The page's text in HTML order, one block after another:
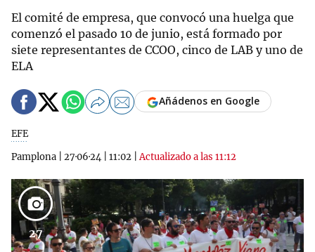
El comité de empresa, que convocó una huelga que
comenzó el pasado 10 de junio, está formado por
siete representantes de CCOO, cinco de LAB y uno de
ELA
EFE
Pamplona
27·06·24 11:02 |Actualizado a las 11:12
Añádenos en Google
27